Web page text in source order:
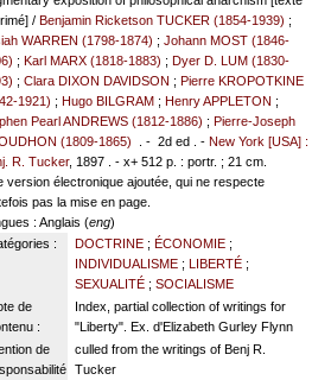
/Benjamin Ricketson TUCKER (1854-1939) ;
WARREN (1798-1874) ;Johann MOST (1846-
;Karl MARX (1818-1883) ;Dyer D. LUM (1830-
;Clara DIXON DAVIDSON ;Pierre KROPOTKINE
1921) ;Hugo BILGRAM ;Henry APPLETON ;
Pearl ANDREWS (1812-1886) ;Pierre-Joseph
(1809-1865)
. - 2d ed . -New York [USA] :
R. Tucker, 1897 . - x+ 512 p. : portr. ; 21 cm.
version électronique ajoutée, qui ne respecte
pas la mise en page.
: Anglais (eng)
:
DOCTRINE; ÉCONOMIE;
INDIVIDUALISME; LIBERTÉ;
SEXUALITÉ; SOCIALISME
de
:
Index, partial collection of writings for
"Liberty". Ex. d'Elizabeth Gurley Flynn
de
culled from the writings of Benj R.
Tucker